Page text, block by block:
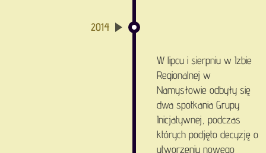
2014
W lipcu i sierpniu w Izbie
Regionalnej w
Namysłowie odbyły się
dwa spotkania Grupy
Inicjatywnej, podczas
których podjęto decyzję o
utworzeniu nowego